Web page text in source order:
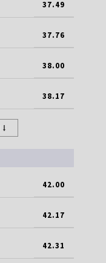
37.49
37.76
38.00
38.17
42.00
42.17
42.31